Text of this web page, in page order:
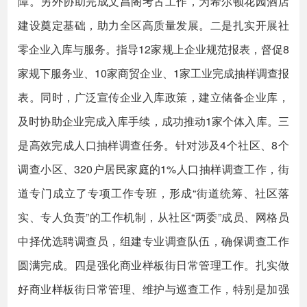
建设奠定基础，助力全区高质量发展。二是扎实开展社
零企业入库与服务。指导12家规上企业规范报表，督促8
家规下服务业、10家商贸企业、1家工业完成抽样调查报
表。同时，广泛宣传企业入库政策，建立储备企业库，
及时协助企业完成入库手续，成功推动1家个体入库。三
是高效完成人口抽样调查任务。针对涉及4个社区、8个
调查小区、320户居民家庭的1%人口抽样调查工作，街
道专门成立了专项工作专班，形成“街道统筹、社区落
实、专人负责”的工作机制，从社区“两委”成员、网格员
中择优选聘调查员，组建专业调查队伍，确保调查工作
圆满完成。四是强化商业样板街日常管理工作。扎实做
好商业样板街日常管理、维护与巡查工作，特别是加强